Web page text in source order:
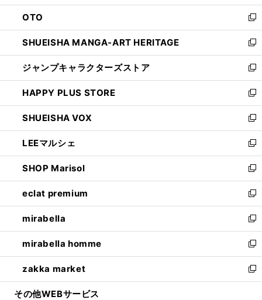
ウ
で
開
く
ン
ド
ウ
で
開
く
OTO
新
し
い
ウ
ィ
ン
ド
ウ
で
開
く
SHUEISHA MANGA-ART HERITAGE
新
し
い
ウ
ィ
ン
ド
ウ
で
開
く
ジャンプキャラクターズストア
新
し
い
ウ
ィ
ン
ド
ウ
で
開
く
HAPPY PLUS STORE
新
し
い
ウ
ィ
ン
ド
ウ
で
開
く
SHUEISHA VOX
新
し
い
ウ
ィ
ン
ド
ウ
で
開
く
LEEマルシェ
新
し
い
ウ
ィ
ン
ド
ウ
で
開
く
SHOP Marisol
新
し
い
ウ
ィ
ン
ド
ウ
で
開
eclat premium
新
し
い
ウ
ィ
ン
ド
ウ
mirabella
新
し
い
ウ
ィ
ン
mirabella homme
新
し
い
ウ
zakka market
新
し
その他WEBサービス